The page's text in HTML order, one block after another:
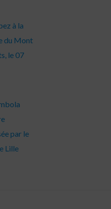
à la
du Mont
le 07
par le
Lille